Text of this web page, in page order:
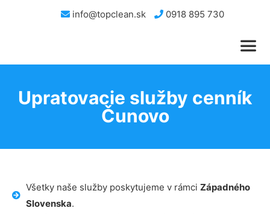
info@topclean.sk 0918 895 730
Upratovacie služby cenník
Čunovo
Všetky naše služby poskytujeme v rámci Západného
Slovenska.